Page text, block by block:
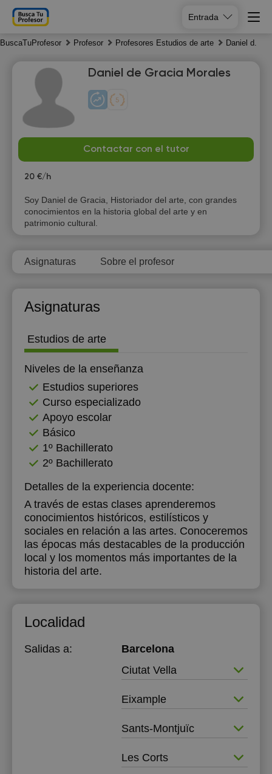
Entrada
BuscaTuProfesor Profesor Profesores Estudios de arte Daniel d.
Daniel de Gracia Morales
Contactar con el tutor
20 €/h
Soy Daniel de Gracia, Historiador del arte, con grandes
conocimientos en la historia global del arte y en
patrimonio cultural.
Asignaturas Sobre el profesor
Asignaturas
Estudios de arte
Niveles de la enseñanza
Estudios superiores
Curso especializado
Apoyo escolar
Básico
1º Bachillerato
2º Bachillerato
Detalles de la experiencia docente:
A través de estas clases aprenderemos
conocimientos históricos, estilísticos y
sociales en relación a las artes. Conoceremos
las épocas más destacables de la producción
local y los momentos más importantes de la
historia del arte.
Localidad
Salidas a:
Barcelona
Ciutat Vella
Eixample
Sants-Montjuïc
Les Corts
7
Sa
8
Su
9
10
15:00
15:30
16:30
17:30
18:00
19:00
19:30
20:00
11:00
11:30
12:30
11:00
12:30